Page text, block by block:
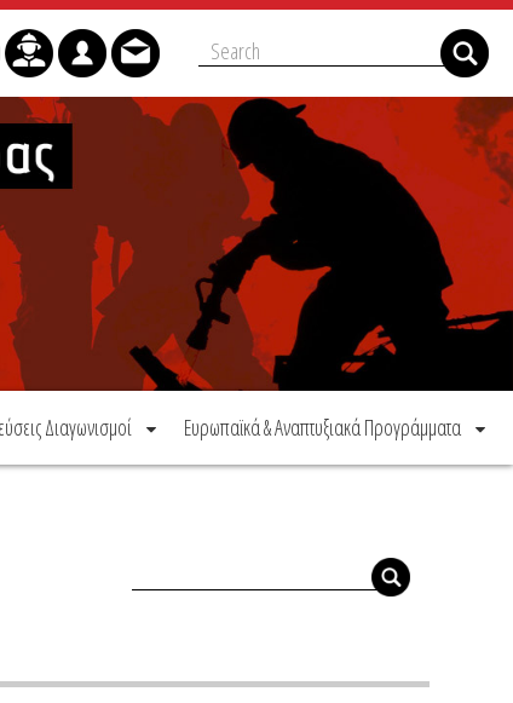
Διαγωνισμοί Ευρωπαϊκά & Αναπτυξιακά Προγράμματα